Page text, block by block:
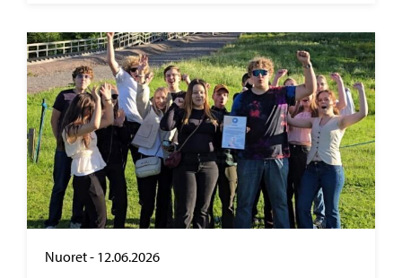
Nuoret- 12.06.2026